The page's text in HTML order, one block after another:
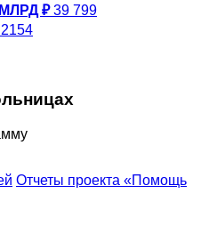
₽ 39 799
2154
Отчеты проекта «Помощь